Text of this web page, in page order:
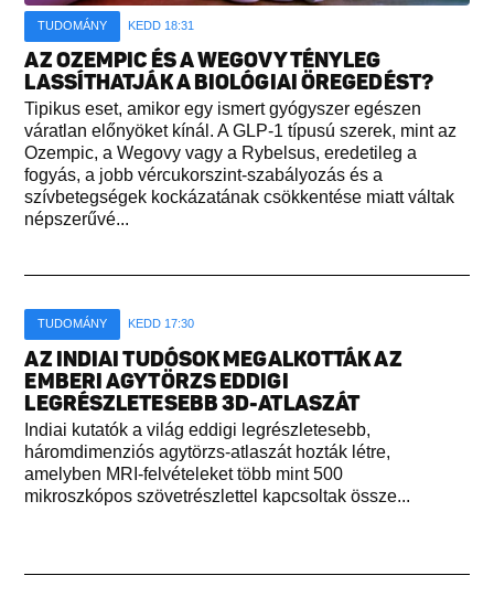
TUDOMÁNY KEDD 18:31
AZ OZEMPIC ÉS A WEGOVY TÉNYLEG
LASSÍTHATJÁK A BIOLÓGIAI ÖREGEDÉST?
Tipikus eset, amikor egy ismert gyógyszer egészen
váratlan előnyöket kínál. A GLP-1 típusú szerek, mint az
Ozempic, a Wegovy vagy a Rybelsus, eredetileg a
fogyás, a jobb vércukorszint-szabályozás és a
szívbetegségek kockázatának csökkentése miatt váltak
népszerűvé...
TUDOMÁNY KEDD 17:30
AZ INDIAI TUDÓSOK MEGALKOTTÁK AZ
EMBERI AGYTÖRZS EDDIGI
LEGRÉSZLETESEBB 3D-ATLASZÁT
Indiai kutatók a világ eddigi legrészletesebb,
háromdimenziós agytörzs-atlaszát hozták létre,
amelyben MRI-felvételeket több mint 500
mikroszkópos szövetrészlettel kapcsoltak össze...